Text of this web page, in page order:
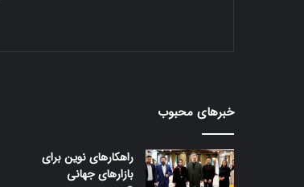
خبرهای محبوب
راهکارهای نوین برای
بازارهای جهانی